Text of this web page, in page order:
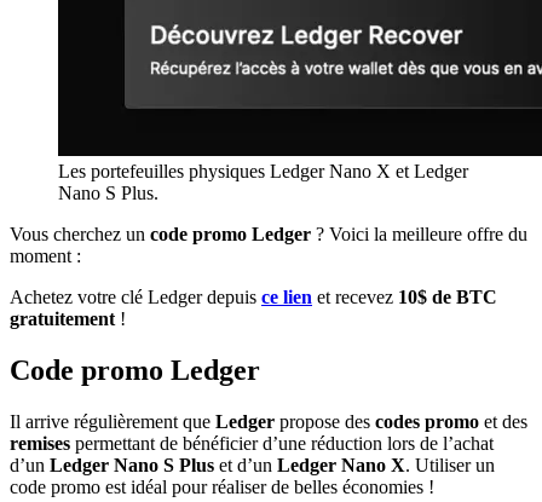
Les portefeuilles physiques Ledger Nano X et Ledger
Nano S Plus.
Vous cherchez un code promo Ledger ? Voici la meilleure offre du
moment :
Achetez votre clé Ledger depuis ce lien et recevez 10$ de BTC
gratuitement !
Code promo Ledger
Il arrive régulièrement que Ledger propose des codes promo et des
remises permettant de bénéficier d’une réduction lors de l’achat
d’un Ledger Nano S Plus et d’un Ledger Nano X. Utiliser un
code promo est idéal pour réaliser de belles économies !